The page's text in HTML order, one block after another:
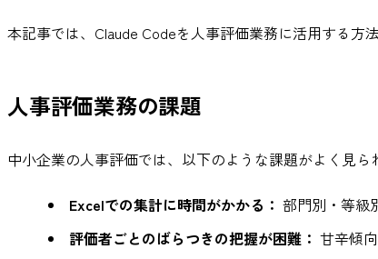
本記事では、Claude Codeを人事評価業務に活用する方
人事評価業務の課題
中小企業の人事評価では、以下のような課題がよく見ら
Excelでの集計に時間がかかる： 部門別・等級
評価者ごとのばらつきの把握が困難： 甘辛傾